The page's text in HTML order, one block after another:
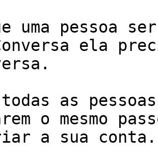
uma pessoa
ela
as
o mesmo
a sua conta.